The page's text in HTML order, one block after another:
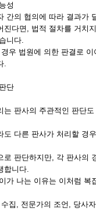
성
간의 협의에 따라 결과가
진다면, 법적 절차를 거치
니다.
우 법원에 의한 판결로
.
단
는 판사의 주관적인 판단
도 다른 판사가 처리할 경
로 판단하지만, 각 판사의
합니다.
가 나는 이유는 이처럼 복
집, 전문가의 조언, 당사